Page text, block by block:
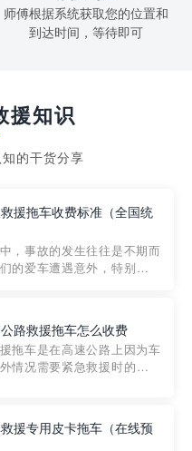
师傅根据系统获取您的位置和
到达时间，等待即可
援知识
的干货分享
援拖车收费标准（全国统
，事故的发生往往是不期而
的爱车遭遇意外，特别是在
区事故救援拖车的收费标
用拖车服务时应注...
路救援拖车怎么收费
拖车是在高速公路上因为车
情况需要紧急救援时的必备
收费标准是由当地交通管理
援专用皮卡拖车（在线预